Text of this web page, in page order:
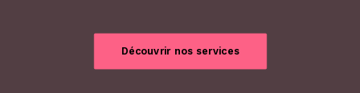
Découvrir nos services